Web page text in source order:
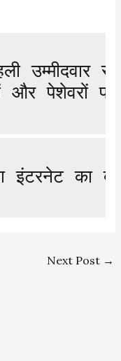
और पेशेवरों
का
Next Post →